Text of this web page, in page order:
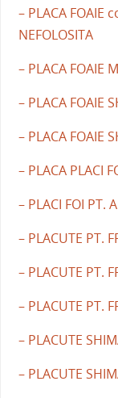
– PLACA FOAIE
NEFOLOSITA
– PLACA FOAIE
– PLACA FOAIE
– PLACA FOAIE
– PLACA PLACI
– PLACI FOI PT.
– PLACUTE PT.
– PLACUTE PT.
– PLACUTE PT.
– PLACUTE
– PLACUTE